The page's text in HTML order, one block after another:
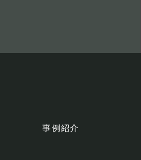
事例紹介